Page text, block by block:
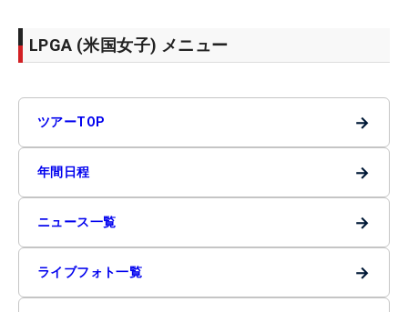
LPGA (米国女子) メニュー
ツアーTOP →
年間日程 →
ニュース一覧 →
ライブフォト一覧 →